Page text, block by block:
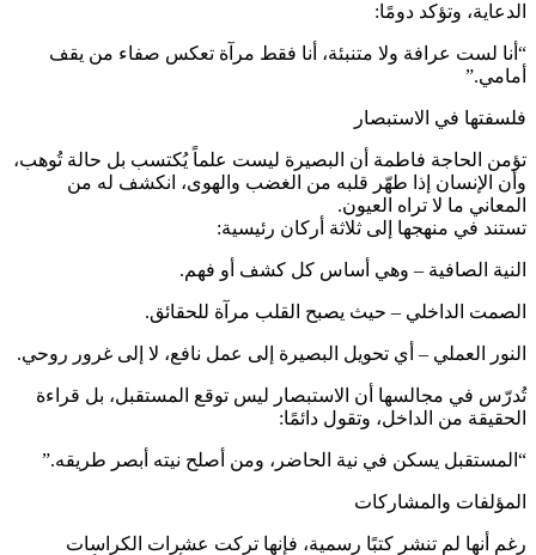
الدعاية، وتؤكد دومًا:
“أنا لست عرافة ولا متنبئة، أنا فقط مرآة تعكس صفاء من يقف
أمامي.”
فلسفتها في الاستبصار
تؤمن الحاجة فاطمة أن البصيرة ليست علماً يُكتسب بل حالة تُوهب،
وأن الإنسان إذا طهّر قلبه من الغضب والهوى، انكشف له من
المعاني ما لا تراه العيون.
تستند في منهجها إلى ثلاثة أركان رئيسية:
النية الصافية – وهي أساس كل كشف أو فهم.
الصمت الداخلي – حيث يصبح القلب مرآة للحقائق.
النور العملي – أي تحويل البصيرة إلى عمل نافع، لا إلى غرور روحي.
تُدرّس في مجالسها أن الاستبصار ليس توقع المستقبل، بل قراءة
الحقيقة من الداخل، وتقول دائمًا:
“المستقبل يسكن في نية الحاضر، ومن أصلح نيته أبصر طريقه.”
المؤلفات والمشاركات
رغم أنها لم تنشر كتبًا رسمية، فإنها تركت عشرات الكراسات